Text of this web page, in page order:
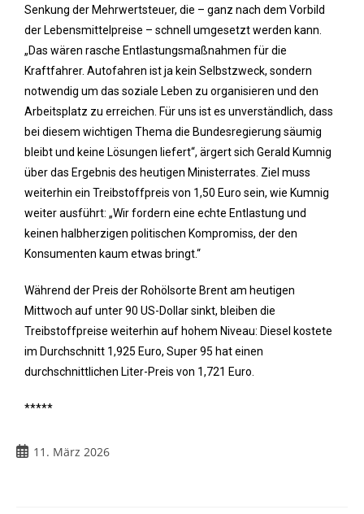
Senkung der Mehrwertsteuer, die – ganz nach dem Vorbild
der Lebensmittelpreise – schnell umgesetzt werden kann.
„Das wären rasche Entlastungsmaßnahmen für die
Kraftfahrer. Autofahren ist ja kein Selbstzweck, sondern
notwendig um das soziale Leben zu organisieren und den
Arbeitsplatz zu erreichen. Für uns ist es unverständlich, dass
bei diesem wichtigen Thema die Bundesregierung säumig
bleibt und keine Lösungen liefert“, ärgert sich Gerald Kumnig
über das Ergebnis des heutigen Ministerrates. Ziel muss
weiterhin ein Treibstoffpreis von 1,50 Euro sein, wie Kumnig
weiter ausführt: „Wir fordern eine echte Entlastung und
keinen halbherzigen politischen Kompromiss, der den
Konsumenten kaum etwas bringt.“
Während der Preis der Rohölsorte Brent am heutigen
Mittwoch auf unter 90 US-Dollar sinkt, bleiben die
Treibstoffpreise weiterhin auf hohem Niveau: Diesel kostete
im Durchschnitt 1,925 Euro, Super 95 hat einen
durchschnittlichen Liter-Preis von 1,721 Euro.
*****
11. März 2026